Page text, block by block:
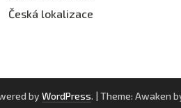
Česká lokalizace
by WordPress. | Theme: Awaken